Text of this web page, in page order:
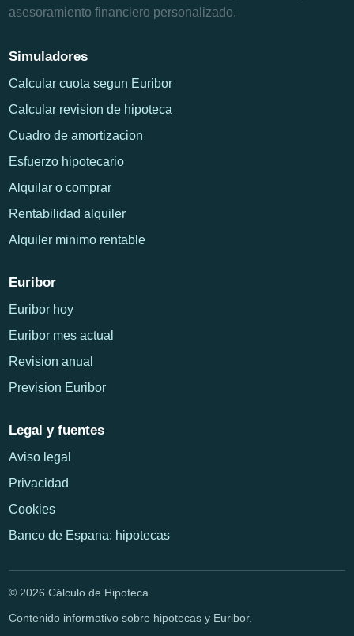
asesoramiento financiero personalizado.
Simuladores
Calcular cuota segun Euribor
Calcular revision de hipoteca
Cuadro de amortizacion
Esfuerzo hipotecario
Alquilar o comprar
Rentabilidad alquiler
Alquiler minimo rentable
Euribor
Euribor hoy
Euribor mes actual
Revision anual
Prevision Euribor
Legal y fuentes
Aviso legal
Privacidad
Cookies
Banco de Espana: hipotecas
© 2026 Cálculo de Hipoteca
Contenido informativo sobre hipotecas y Euribor.